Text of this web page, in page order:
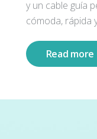
y un cable guía
cómoda, rápida
Read more